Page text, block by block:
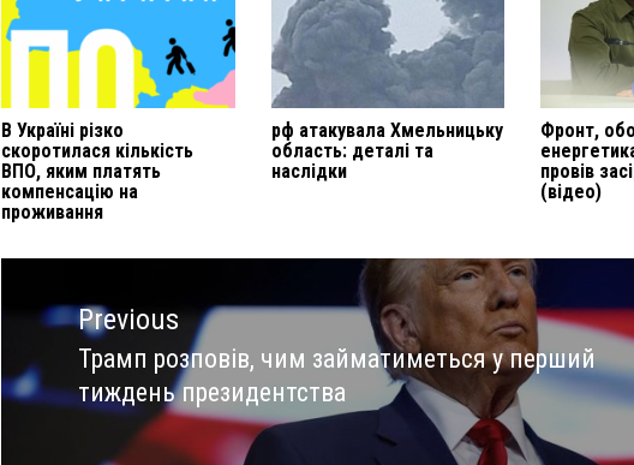
В Україні різко
скоротилася кількість
ВПО, яким платять
компенсацію на
проживання
рф атакувала Хмельницьку
область: деталі та
наслідки
Фронт,
провів
(відео)
Навигация
записямPrevious
Previous
post:
Трамп розповів, чим займатиметься у перший
тиждень президентства